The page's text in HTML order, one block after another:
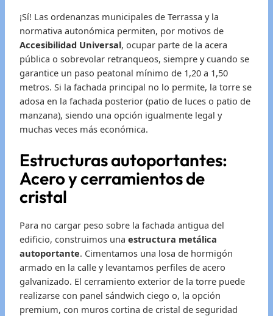
¡Sí! Las ordenanzas municipales de Terrassa y la
normativa autonómica permiten, por motivos de
Accesibilidad Universal, ocupar parte de la acera
pública o sobrevolar retranqueos, siempre y cuando se
garantice un paso peatonal mínimo de 1,20 a 1,50
metros. Si la fachada principal no lo permite, la torre se
adosa en la fachada posterior (patio de luces o patio de
manzana), siendo una opción igualmente legal y
muchas veces más económica.
Estructuras autoportantes:
Acero y cerramientos de
cristal
Para no cargar peso sobre la fachada antigua del
edificio, construimos una estructura metálica
autoportante. Cimentamos una losa de hormigón
armado en la calle y levantamos perfiles de acero
galvanizado. El cerramiento exterior de la torre puede
realizarse con panel sándwich ciego o, la opción
premium, con muros cortina de cristal de seguridad